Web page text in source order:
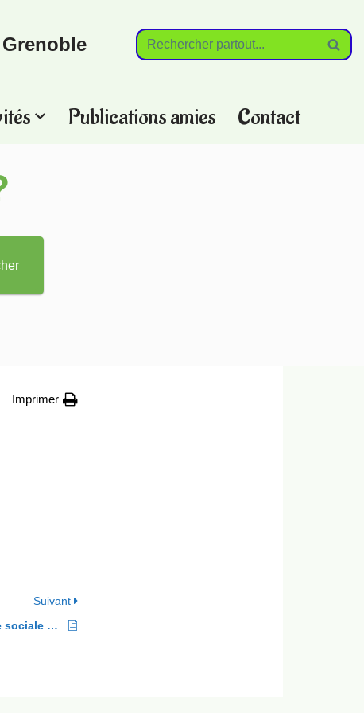
Publications amies Contact
Imprimer
Suivant
Fraternelle ou FraterMut (mutuelle sociale des personnels des services communaux de Grenoble)